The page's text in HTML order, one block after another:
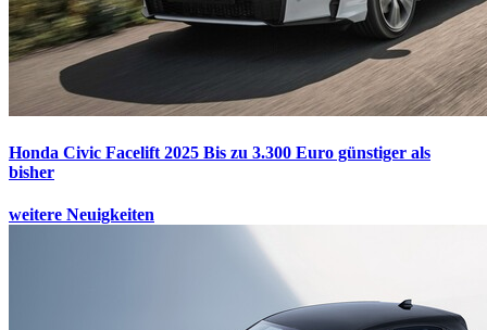
Honda Civic Facelift 2025 Bis zu 3.300 Euro günstiger als
bisher
weitere Neuigkeiten